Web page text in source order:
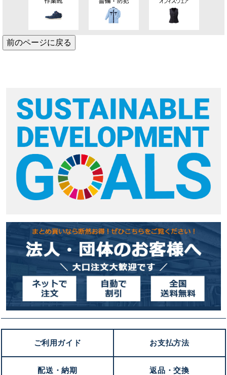
前のページに戻る
ご利用ガイド お支払方法
配送・納期 返品・交換